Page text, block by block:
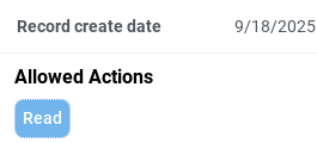
Record create date
9/18/2025
Allowed Actions
Read